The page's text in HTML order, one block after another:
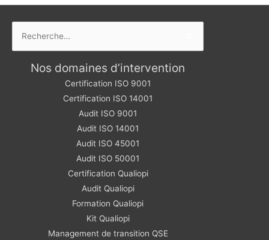
Nos domaines d’intervention
Certification ISO 9001
Certification ISO 14001
Audit ISO 9001
Audit ISO 14001
Audit ISO 45001
Audit ISO 50001
Certification Qualiopi
Audit Qualiopi
Formation Qualiopi
Kit Qualiopi
Management de transition QSE